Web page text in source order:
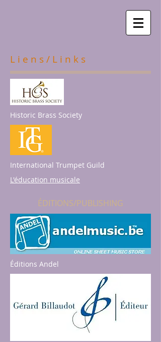
L i e n s / L i n k s
Historic Brass Society
International Trumpet Guild
L'éducation musicale
ÉDITIONS/PUBLISHING
Éditions Andel